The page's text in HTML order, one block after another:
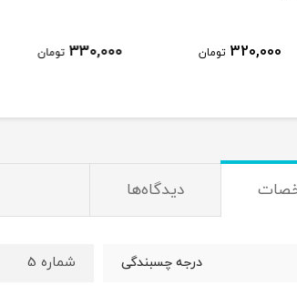
330,000 تومان 489,000 تومان
دیدگاه‌ها
درجه چسبندگی شماره 5